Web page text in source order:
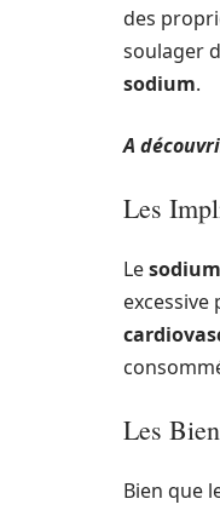
des
soulager
sodium.
A
Les
Lesodium
excessive
Les
Bien que